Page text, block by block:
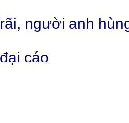
người anh
cáo